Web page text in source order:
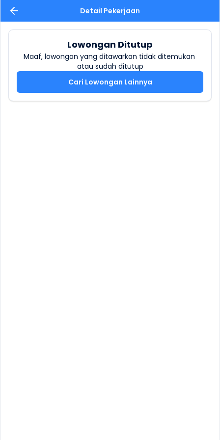
Detail Pekerjaan
Lowongan Ditutup
Maaf, lowongan yang ditawarkan tidak ditemukan
atau sudah ditutup
Cari Lowongan Lainnya